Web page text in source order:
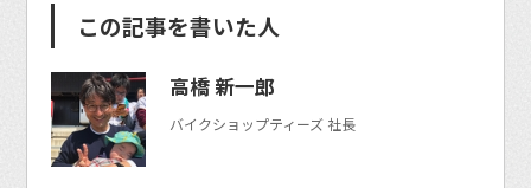
この記事を書いた人
高橋 新一郎
バイクショップティーズ 社長